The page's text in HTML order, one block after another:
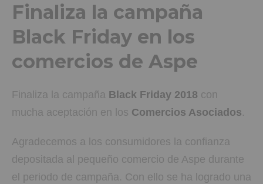
Finaliza la campaña
Black Friday en los
comercios de Aspe
Finaliza la campaña Black Friday 2018 con
mucha aceptación en los Comercios Asociados.
Agradecemos a los consumidores la confianza
depositada al pequeño comercio de Aspe durante
el periodo de campaña. Con ello se ha logrado una